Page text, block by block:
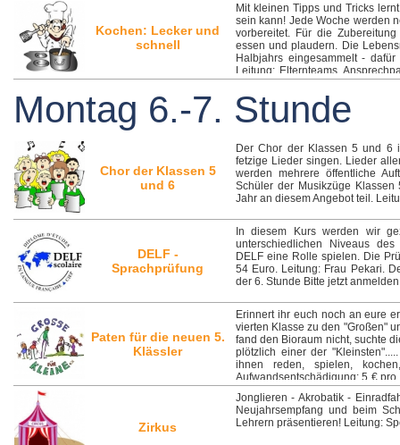
Kochen: Lecker und
schnell
Mit kleinen Tipps und Tricks
sein kann! Jede Woche werden
vorbereitet. Für die
essen und plaudern. Die
Halbjahrs eingesammelt -
Leitung: Elternteams,
Halbjahr, Einteilung durch Frau
Montag 6.-7. Stunde
Chor der Klassen 5
und 6
Der Chor der Klassen 5 und 6
fetzige Lieder singen. Lieder
werden mehrere öffentliche
Schüler der Musikzüge
Jahr an diesem Angebot teil.
DELF -
Sprachprüfung
In diesem Kurs werden wir
unterschiedlichen Niveaus
DELF eine Rolle spielen. Die
54 Euro. Leitung: Frau Pekari.
der 6. Stunde Bitte jetzt
Paten für die neuen 5.
Klässler
Erinnert ihr euch noch an eure
vierten Klasse zu den "Großen"
fand den Bioraum nicht, suchte
plötzlich einer der
ihnen reden, spielen,
Aufwandsentschädigung: 5 €
den Klassen! Ansprechpartner:
Zirkus
Jonglieren - Akrobatik -
Neujahrsempfang und beim
Lehrern präsentieren! Leitung: